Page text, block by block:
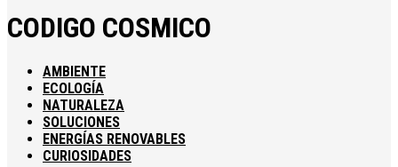
CODIGO COSMICO
AMBIENTE
ECOLOGÍA
NATURALEZA
SOLUCIONES
ENERGÍAS RENOVABLES
CURIOSIDADES